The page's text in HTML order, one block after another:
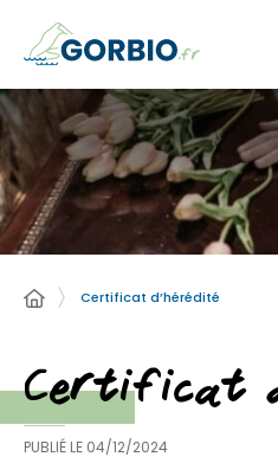
Certificat d’hérédité
Certificat
PUBLIÉ LE 04/12/2024